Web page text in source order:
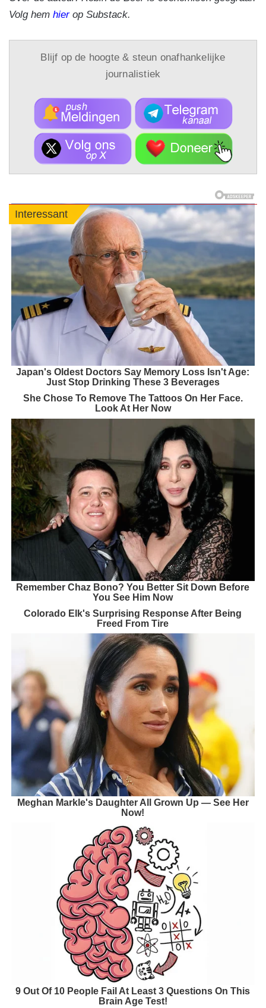
Volg hem hierop Substack.
Blijf op de hoogte & steun onafhankelijke
journalistiek
Interessant
Japan's Oldest Doctors Say Memory Loss Isn't Age:
Just Stop Drinking These 3 Beverages
She Chose To Remove The Tattoos On Her Face.
Look At Her Now
Remember Chaz Bono? You Better Sit Down Before
You See Him Now
Colorado Elk's Surprising Response After Being
Freed From Tire
Meghan Markle's Daughter All Grown Up — See Her
Now!
9 Out Of 10 People Fail At Least 3 Questions On This
Brain Age Test!